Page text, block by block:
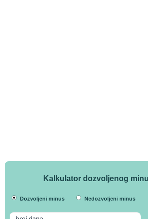
Kalkulator dozvoljenog
Dozvoljeni minus Nedozvoljeni minus